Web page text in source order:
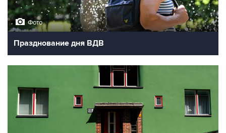
Фото
Празднование дня ВДВ